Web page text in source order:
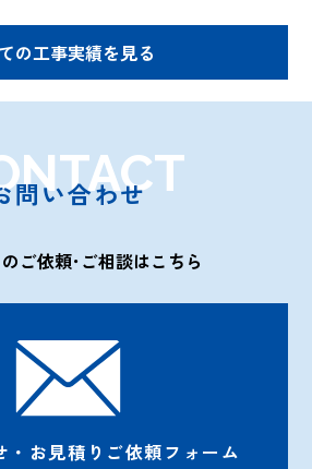
の工事実績を見る
問い合わせ
ご依頼･ご相談はこちら
・お見積りご依頼フォーム